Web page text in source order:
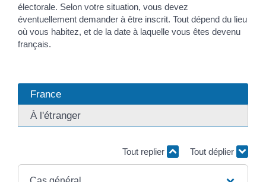
électorale. Selon votre situation, vous devez
éventuellement demander à être inscrit. Tout dépend du lieu
où vous habitez, et de la date à laquelle vous êtes devenu
français.
France
À l'étranger
Tout replier Tout déplier